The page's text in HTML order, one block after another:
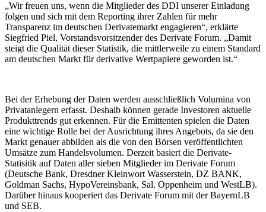
„Wir freuen uns, wenn die Mitglieder des DDI unserer Einladung
folgen und sich mit dem Reporting ihrer Zahlen für mehr
Transparenz im deutschen Derivatemarkt engagieren“, erklärte
Siegfried Piel, Vorstandsvorsitzender des Derivate Forum. „Damit
steigt die Qualität dieser Statistik, die mittlerweile zu einem Standard
am deutschen Markt für derivative Wertpapiere geworden ist.“
Bei der Erhebung der Daten werden ausschließlich Volumina von
Privatanlegern erfasst. Deshalb können gerade Investoren aktuelle
Produkttrends gut erkennen. Für die Emittenten spielen die Daten
eine wichtige Rolle bei der Ausrichtung ihres Angebots, da sie den
Markt genauer abbilden als die von den Börsen veröffentlichten
Umsätze zum Handelsvolumen. Derzeit basiert die Derivate-
Statisitik auf Daten aller sieben Mitglieder im Derivate Forum
(Deutsche Bank, Dresdner Kleinwort Wasserstein, DZ BANK,
Goldman Sachs, HypoVereinsbank, Sal. Oppenheim und WestLB).
Darüber hinaus kooperiert das Derivate Forum mit der BayernLB
und SEB.